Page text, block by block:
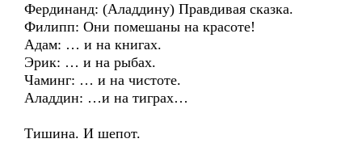
Фердинанд: (Аладдину) Правдивая сказка.
Филипп: Они помешаны на красоте!
Адам: … и на книгах.
Эрик: … и на рыбах.
Чаминг: … и на чистоте.
Аладдин: …и на тиграх…
Тишина. И шепот.